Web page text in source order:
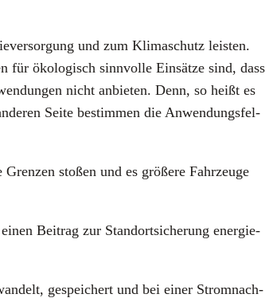
und zum Kli­ma­schutz leis­ten.
für öko­lo­gisch sinn­vol­le Ein­sät­ze sind, dass
nicht anbie­ten. Denn, so heißt es
Sei­te bestim­men die Anwen­dungs­fel­
sto­ßen und es grö­ße­re Fahr­zeu­ge
Bei­trag zur Stand­ort­si­che­rung ener­gie­
gespei­chert und bei einer Strom­nach­